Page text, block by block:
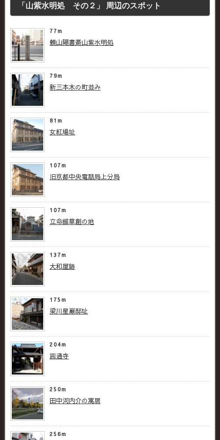
「山紫水明処 その２」 周辺のスポット
77m
頼山陽書斎山紫水明処
79m
新三本木の町並み
81m
女紅場址
107m
旧京都中央電話局上分局
107m
立命館草創の地
137m
大和屋跡
175m
梁川星巌邸址
204m
圓通寺
250m
田中河内介の寓居
256m